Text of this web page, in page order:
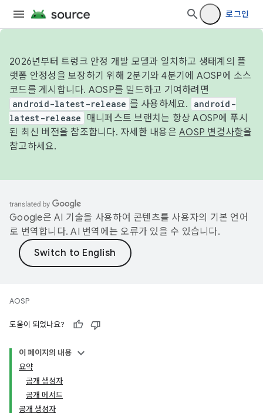
로그인
2026년부터 트렁크 안정 개발 모델과 일치하고 생태계의 플
랫폼 안정성을 보장하기 위해 2분기와 4분기에 AOSP에 소스
코드를 게시합니다. AOSP를 빌드하고 기여하려면
android-latest-release 를 사용하세요.
android-
latest-release
매니페스트 브랜치는 항상 AOSP에 푸시
된 최신 버전을 참조합니다. 자세한 내용은 AOSP 변경사항을
참고하세요.
Google은 AI 기술을 사용하여 콘텐츠를 사용자의 기본 언어
로 번역합니다. AI 번역에는 오류가 있을 수 있습니다.
AOSP
도움이 되었나요?
이 페이지의 내용
요약
공개 생성자
공개 메서드
공개 생성자